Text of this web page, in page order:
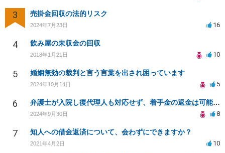
3 売掛金回収の法的リスク
2024年7月23日 16
4 飲み屋の未収金の回収
2018年1月21日 10
5 婚姻無効の裁判と言う言葉を出され困っています
2024年10月14日 5
6 弁護士が入院し復代理人も対応せず、着手金の返金は可能か？
2024年9月30日 8
7 知人への借金返済について、会わずにできますか？
2021年4月2日 10